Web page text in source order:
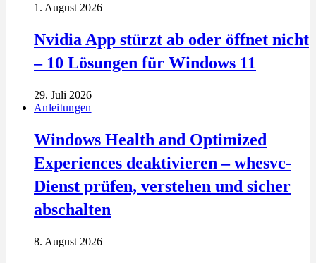
1. August 2026
Nvidia App stürzt ab oder öffnet nicht
– 10 Lösungen für Windows 11
29. Juli 2026
Anleitungen
Windows Health and Optimized
Experiences deaktivieren – whesvc-
Dienst prüfen, verstehen und sicher
abschalten
8. August 2026